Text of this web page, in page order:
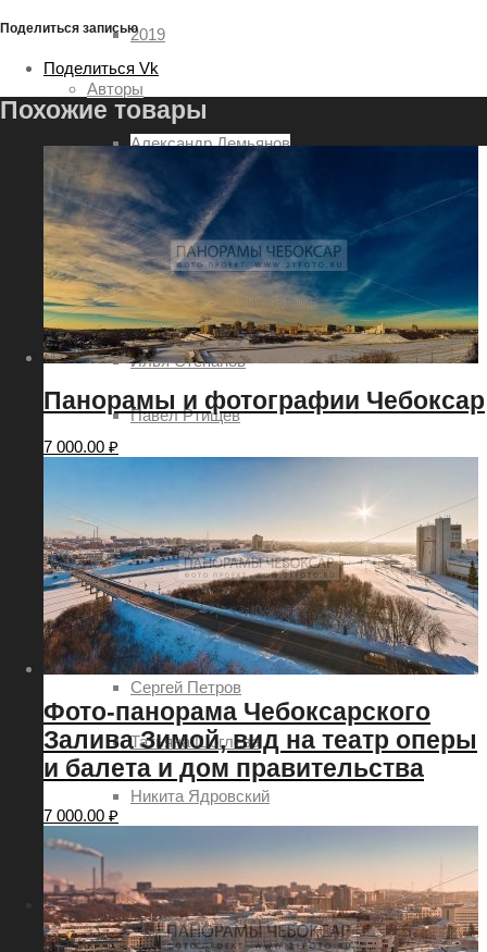
2019
Авторы
Александр Демьянов
Aleksey Sitdikov
Анатолий Овчинников
Алексей Семёнов
Илья Степанов
Павел Ртищев
Евгений Шаров
Наталия Овсянникова
Роман Петров
Руслан Акимов
Сергей Петров
Татьяна Шоглева
Никита Ядровский
Услуги
Поделиться записью
Поделиться Vk
Похожие товары
Панорамы и фотографии Чебоксар
7 000.00 ₽
Фото-панорама Чебоксарского
Залива Зимой, вид на театр оперы
и балета и дом правительства
7 000.00 ₽